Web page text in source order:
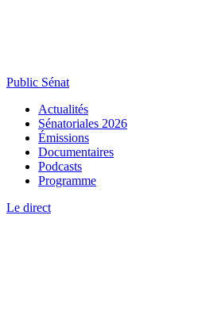
Public Sénat
Actualités
Sénatoriales 2026
Émissions
Documentaires
Podcasts
Programme
Le direct